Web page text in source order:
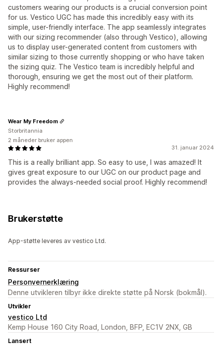
customers wearing our products is a crucial conversion point
for us. Vestico UGC has made this incredibly easy with its
simple, user-friendly interface. The app seamlessly integrates
with our sizing recommender (also through Vestico), allowing
us to display user-generated content from customers with
similar sizing to those currently shopping or who have taken
the sizing quiz. The Vestico team is incredibly helpful and
thorough, ensuring we get the most out of their platform.
Highly recommend!
31. januar 2024
This is a really brilliant app. So easy to use, I was amazed! It
gives great exposure to our UGC on our product page and
provides the always-needed social proof. Highly recommend!
Wear My Freedom
Storbritannia
2 måneder bruker appen
Brukerstøtte
App-støtte leveres av vestico Ltd.
Ressurser
Personvernerklæring
Denne utvikleren tilbyr ikke direkte støtte på Norsk (bokmål).
Utvikler
vestico Ltd
Kemp House 160 City Road, London, BFP, EC1V 2NX, GB
Lansert